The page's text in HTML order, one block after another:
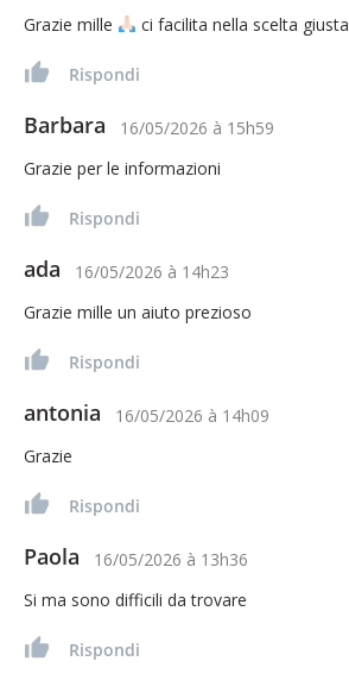
Grazie mille ci facilita nella scelta giusta
Rispondi
Barbara 16/05/2026 à 15h59
Grazie per le informazioni
Rispondi
ada 16/05/2026 à 14h23
Grazie mille un aiuto prezioso
Rispondi
antonia 16/05/2026 à 14h09
Grazie
Rispondi
Paola 16/05/2026 à 13h36
Si ma sono difficili da trovare
Rispondi